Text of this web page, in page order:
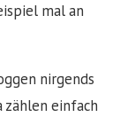
mal an
nirgends
zählen einfach